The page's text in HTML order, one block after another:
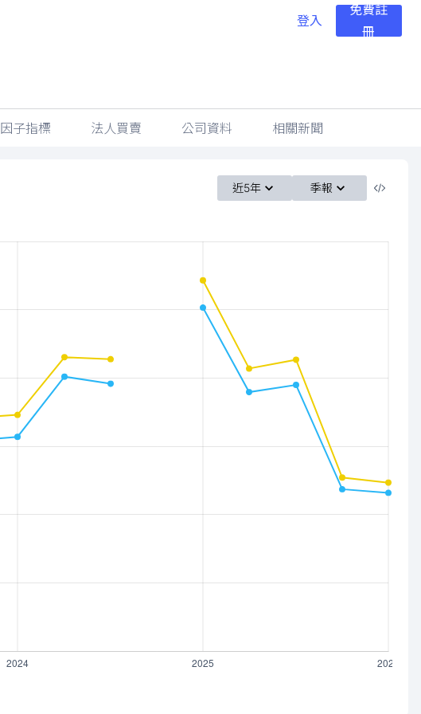
登入
免費註
冊
因子指標 法人買賣 公司資料 相關新聞
近5年 季報